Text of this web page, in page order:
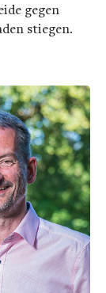
gegen
stiegen.